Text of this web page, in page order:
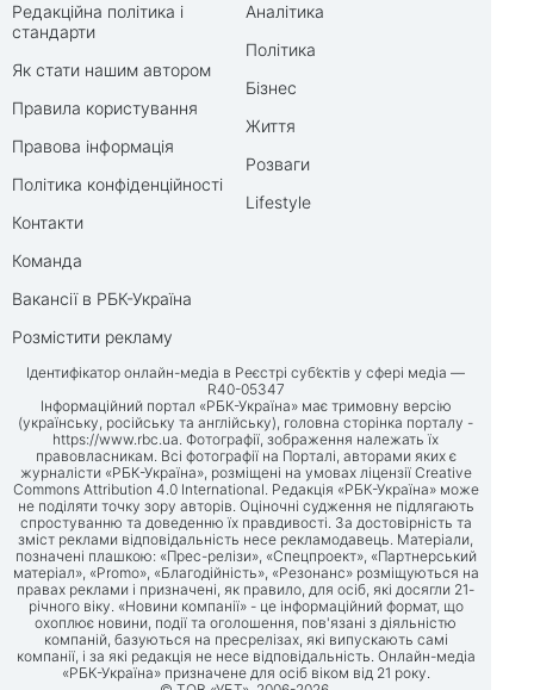
Редакційна політика і
стандарти
Як стати нашим автором
Правила користування
Правова інформація
Політика конфіденційності
Контакти
Команда
Вакансії в РБК-Україна
Розмістити рекламу
Аналітика
Політика
Бізнес
Життя
Розваги
Lifestyle
Ідентифікатор онлайн-медіа в Реєстрі суб’єктів у сфері медіа —
R40-05347
Інформаційний портал «РБК-Україна» має тримовну версію
(українську, російську та англійську), головна сторінка порталу -
https://www.rbc.ua. Фотографії, зображення належать їх
правовласникам. Всі фотографії на Порталі, авторами яких є
журналісти «РБК-Україна», розміщені на умовах ліцензії Creative
Commons Attribution 4.0 International. Редакція «РБК-Україна» може
не поділяти точку зору авторів. Оціночні судження не підлягають
спростуванню та доведенню їх правдивості. За достовірність та
зміст реклами відповідальність несе рекламодавець. Матеріали,
позначені плашкою: «Прес-релізи», «Спецпроект», «Партнерський
матеріал», «Promo», «Благодійність», «Резонанс» розміщуються на
правах реклами і призначені, як правило, для осіб, які досягли 21-
річного віку. «Новини компанії» - це інформаційний формат, що
охоплює новини, події та оголошення, пов'язані з діяльністю
компаній, базуються на пресрелізах, які випускають самі
компанії, і за які редакція не несе відповідальність. Онлайн-медіа
«РБК-Україна» призначене для осіб віком від 21 року.